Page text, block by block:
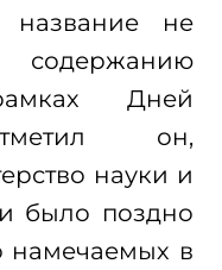
название не
Дней
он,
науки и
было поздно
в